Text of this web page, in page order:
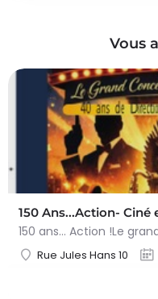
Vous
150 Ans...Action- Ciné
Rue Jules Hans 10